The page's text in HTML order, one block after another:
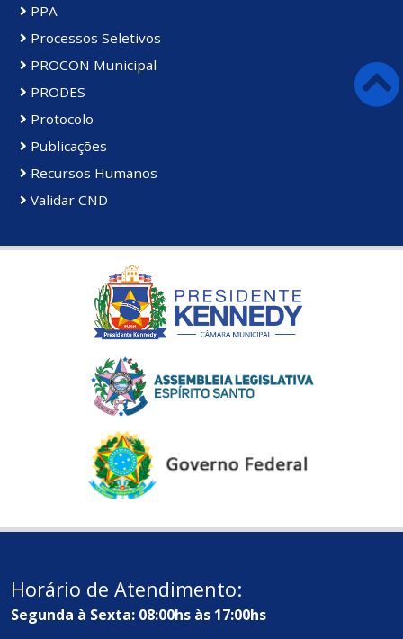
PPA
Processos Seletivos
PROCON Municipal
PRODES
Protocolo
Publicações
Recursos Humanos
Validar CND
Horário de Atendimento:
Segunda à Sexta: 08:00hs às 17:00hs